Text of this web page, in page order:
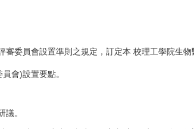
委員會設置準則之規定，訂定本 校理工學院生
會)設置要點。
。